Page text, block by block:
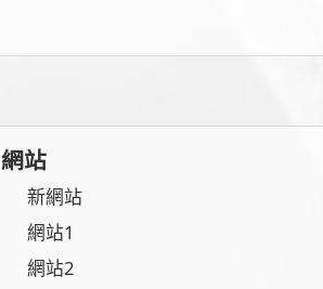
網站
新網站
網站1
網站2